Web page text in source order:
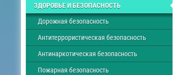
ЗДОРОВЬЕ И БЕЗОПАСНОСТЬ
Дорожная безопасность
Антитеррористическая безопасность
Антинаркотическая безопасность
Пожарная безопасность